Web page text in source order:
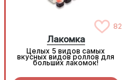
82
Лакомка
Целых 5 видов самых
вкусных видов роллов для
больших лакомок!